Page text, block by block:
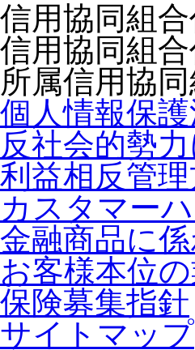
信用協同組
信用協同組
所属信用協
個人情報保
反社会的勢
利益相反管
カスタマー
金融商品に
お客様本位
保険募集指針
サイトマップ